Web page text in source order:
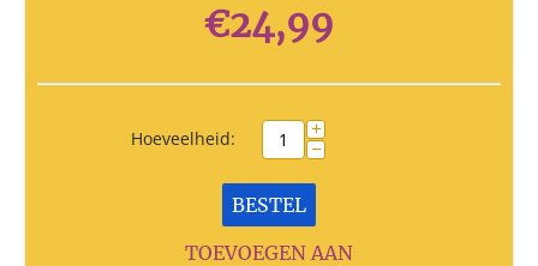
€24,99
Hoeveelheid: +
−
BESTEL
TOEVOEGEN AAN